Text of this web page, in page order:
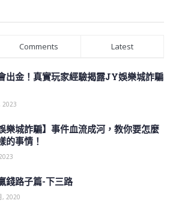
Comments Latest
出金！真實玩家經驗揭露JY娛樂城詐騙
2023
樂城詐騙】事件血流成河，教你要怎麼
的事情！
錢路子篇-下三路
, 2020